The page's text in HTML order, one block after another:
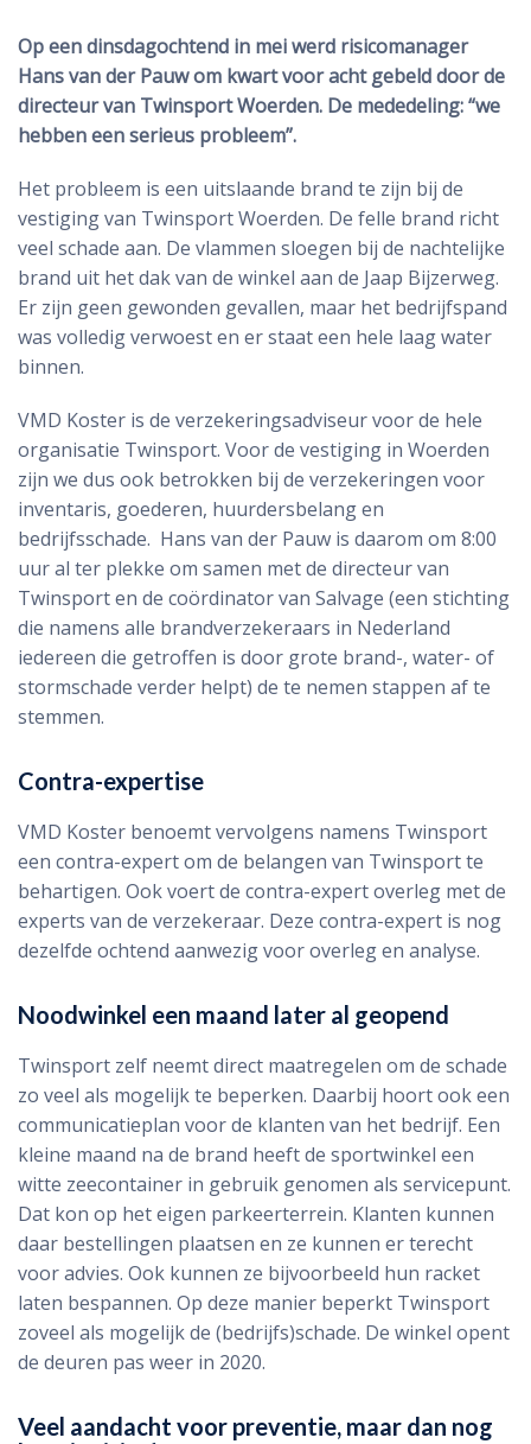
Op een dinsdagochtend in mei werd risicomanager
Hans van der Pauw om kwart voor acht gebeld door de
directeur van Twinsport Woerden. De mededeling: “we
hebben een serieus probleem”.
Het probleem is een uitslaande brand te zijn bij de
vestiging van Twinsport Woerden. De felle brand richt
veel schade aan. De vlammen sloegen bij de nachtelijke
brand uit het dak van de winkel aan de Jaap Bijzerweg.
Er zijn geen gewonden gevallen, maar het bedrijfspand
was volledig verwoest en er staat een hele laag water
binnen.
VMD Koster is de verzekeringsadviseur voor de hele
organisatie Twinsport. Voor de vestiging in Woerden
zijn we dus ook betrokken bij de verzekeringen voor
inventaris, goederen, huurdersbelang en
bedrijfsschade. Hans van der Pauw is daarom om 8:00
uur al ter plekke om samen met de directeur van
Twinsport en de coördinator van Salvage (een stichting
die namens alle brandverzekeraars in Nederland
iedereen die getroffen is door grote brand-, water- of
stormschade verder helpt) de te nemen stappen af te
stemmen.
Contra-expertise
VMD Koster benoemt vervolgens namens Twinsport
een contra-expert om de belangen van Twinsport te
behartigen. Ook voert de contra-expert overleg met de
experts van de verzekeraar. Deze contra-expert is nog
dezelfde ochtend aanwezig voor overleg en analyse.
Noodwinkel een maand later al geopend
Twinsport zelf neemt direct maatregelen om de schade
zo veel als mogelijk te beperken. Daarbij hoort ook een
communicatieplan voor de klanten van het bedrijf. Een
kleine maand na de brand heeft de sportwinkel een
witte zeecontainer in gebruik genomen als servicepunt.
Dat kon op het eigen parkeerterrein. Klanten kunnen
daar bestellingen plaatsen en ze kunnen er terecht
voor advies. Ook kunnen ze bijvoorbeeld hun racket
laten bespannen. Op deze manier beperkt Twinsport
zoveel als mogelijk de (bedrijfs)schade. De winkel opent
de deuren pas weer in 2020.
Veel aandacht voor preventie, maar dan nog